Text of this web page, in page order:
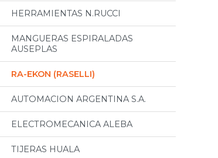
HERRAMIENTAS N.RUCCI
MANGUERAS ESPIRALADAS
AUSEPLAS
RA-EKON (RASELLI)
AUTOMACION ARGENTINA S.A.
ELECTROMECANICA ALEBA
TIJERAS HUALA